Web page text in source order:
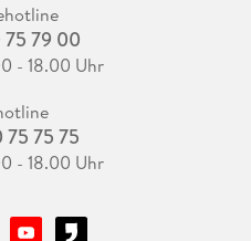
79 00
- 18.00 Uhr
75 75
- 18.00 Uhr